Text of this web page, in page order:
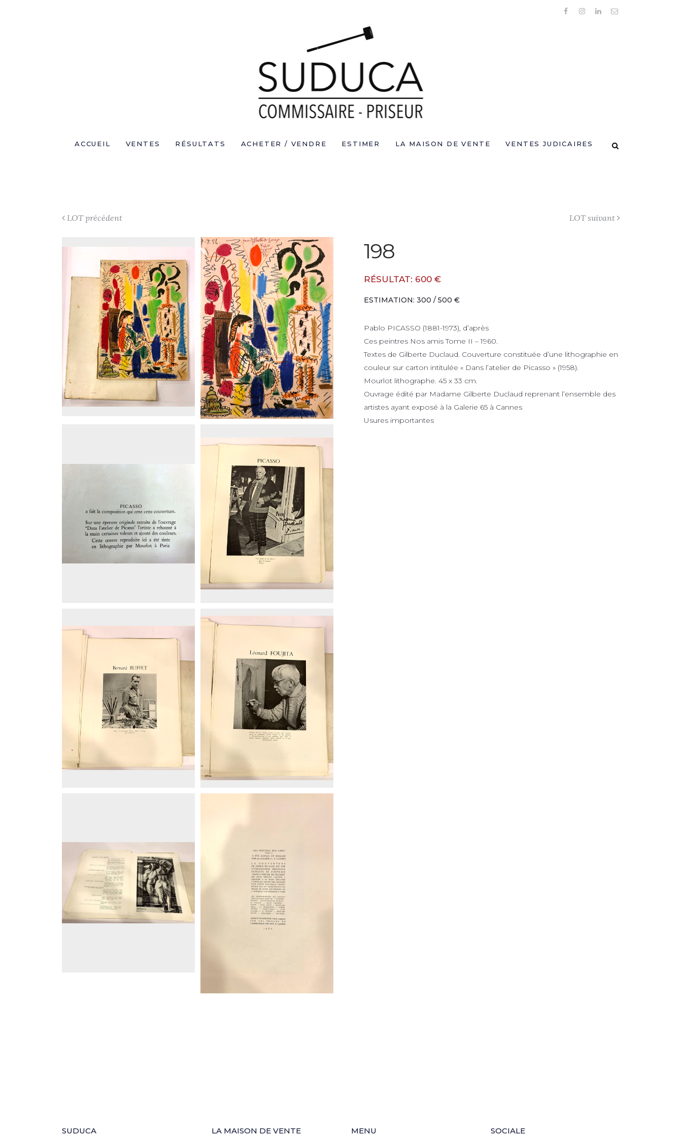
ACCUEIL VENTES RÉSULTATS ACHETER / VENDRE ESTIMER LA MAISON DE VENTE VENTES JUDICAIRES
LOT précédent LOT suivant
198
RÉSULTAT: 600 €
ESTIMATION: 300 / 500 €
Pablo PICASSO (1881-1973), d’après
Ces peintres Nos amis Tome II – 1960.
Textes de Gilberte Duclaud. Couverture constituée d’une lithographie en
couleur sur carton intitulée « Dans l’atelier de Picasso » (1958).
Mourlot lithographe. 45 x 33 cm.
Ouvrage édité par Madame Gilberte Duclaud reprenant l’ensemble des
artistes ayant exposé à la Galerie 65 à Cannes
Usures importantes
SUDUCA LA MAISON DE VENTE MENU SOCIALE